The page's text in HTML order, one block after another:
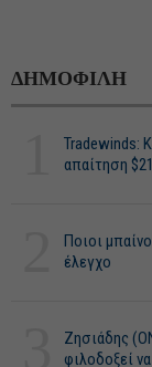
ΔΗΜΟΦΙΛΗ
Tradewinds:
απαίτηση
Ποιοι
έλεγχο
Ζησιάδης
φιλοδοξεί